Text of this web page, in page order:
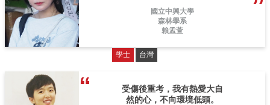
國立中興大學
森林學系
賴孟萱
學士 台灣
受傷後重考，我有熱愛大自
然的心，不向環境低頭。